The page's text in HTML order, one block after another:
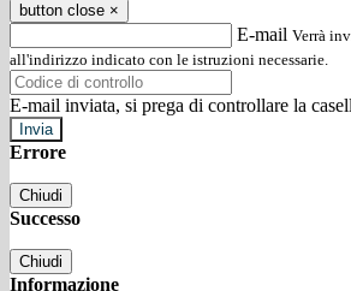
button close ×
E-mail Verrà
all'indirizzo indicato con le istruzioni necessarie.
E-mail inviata, si prega di controllare la
Errore
Chiudi
Successo
Chiudi
Informazione